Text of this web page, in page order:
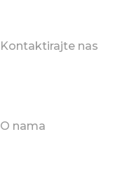
Kontaktirajte nas
O nama